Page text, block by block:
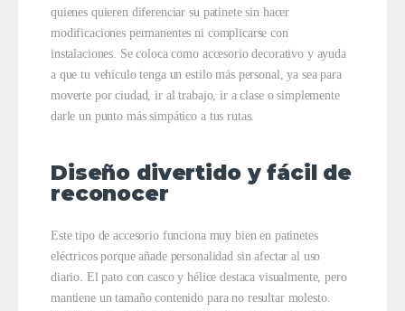
quienes quieren diferenciar su patinete sin hacer
modificaciones permanentes ni complicarse con
instalaciones. Se coloca como accesorio decorativo y ayuda
a que tu vehículo tenga un estilo más personal, ya sea para
moverte por ciudad, ir al trabajo, ir a clase o simplemente
darle un punto más simpático a tus rutas.
Diseño divertido y fácil de
reconocer
Este tipo de accesorio funciona muy bien en patinetes
eléctricos porque añade personalidad sin afectar al uso
diario. El pato con casco y hélice destaca visualmente, pero
mantiene un tamaño contenido para no resultar molesto.